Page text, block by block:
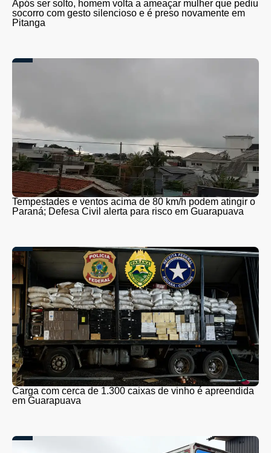
Após ser solto, homem volta a ameaçar mulher que pediu
socorro com gesto silencioso e é preso novamente em
Pitanga
Tempestades e ventos acima de 80 km/h podem atingir o
Paraná; Defesa Civil alerta para risco em Guarapuava
Carga com cerca de 1.300 caixas de vinho é apreendida
em Guarapuava